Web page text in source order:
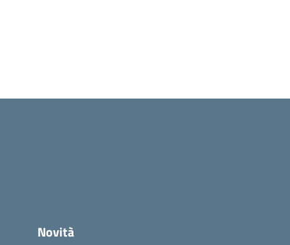
Novità